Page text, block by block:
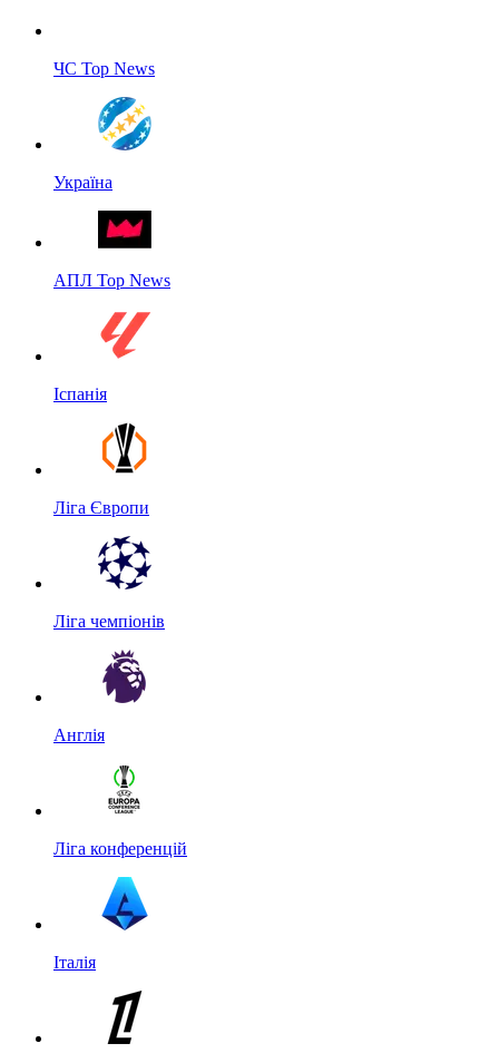
ЧС Top News
Україна
АПЛ Top News
Іспанія
Ліга Європи
Ліга чемпіонів
Англія
Ліга конференцій
Італія